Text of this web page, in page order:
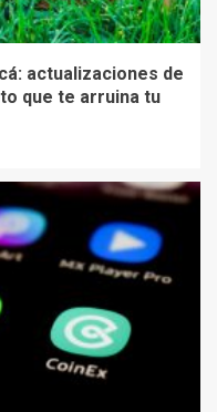
actualizaciones de
que te arruina tu